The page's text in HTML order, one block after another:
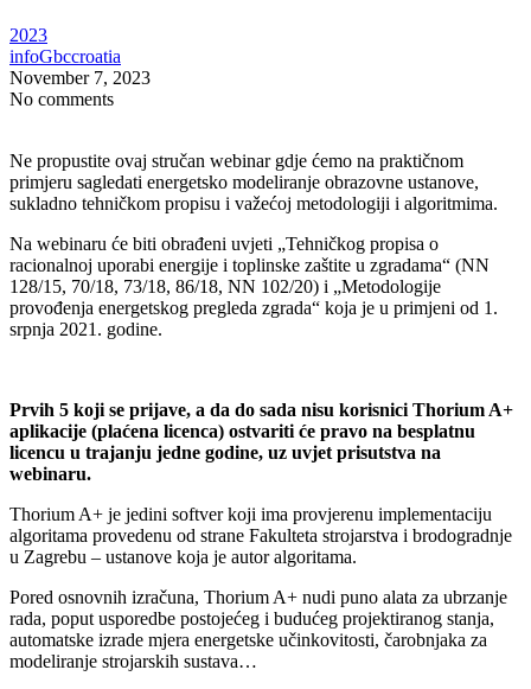
2023
infoGbccroatia
November 7, 2023
No comments
Ne propustite ovaj stručan webinar gdje ćemo na praktičnom
primjeru sagledati energetsko modeliranje obrazovne ustanove,
sukladno tehničkom propisu i važećoj metodologiji i algoritmima.
Na webinaru će biti obrađeni uvjeti „Tehničkog propisa o
racionalnoj uporabi energije i toplinske zaštite u zgradama“ (NN
128/15, 70/18, 73/18, 86/18, NN 102/20) i „Metodologije
provođenja energetskog pregleda zgrada“ koja je u primjeni od 1.
srpnja 2021. godine.
Prvih 5 koji se prijave, a da do sada nisu korisnici Thorium A+
aplikacije (plaćena licenca) ostvariti će pravo na besplatnu
licencu u trajanju jedne godine, uz uvjet prisutstva na
webinaru.
Thorium A+ je jedini softver koji ima provjerenu implementaciju
algoritama provedenu od strane Fakulteta strojarstva i brodogradnje
u Zagrebu – ustanove koja je autor algoritama.
Pored osnovnih izračuna, Thorium A+ nudi puno alata za ubrzanje
rada, poput usporedbe postojećeg i budućeg projektiranog stanja,
automatske izrade mjera energetske učinkovitosti, čarobnjaka za
modeliranje strojarskih sustava…